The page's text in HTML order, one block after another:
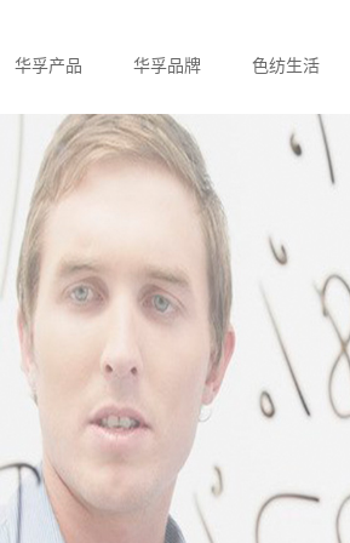
华孚产品 华孚品牌 色纺生活